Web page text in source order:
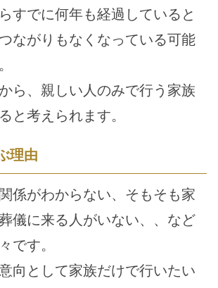
すでに何年も経過していると
ながりもなくなっている可能
ら、親しい人のみで行う家族
と考えられます。
理由
係がわからない、そもそも家
儀に来る人がいない、、など
です。
向として家族だけで行いたい